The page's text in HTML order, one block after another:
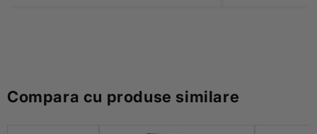
Compara cu produse similare